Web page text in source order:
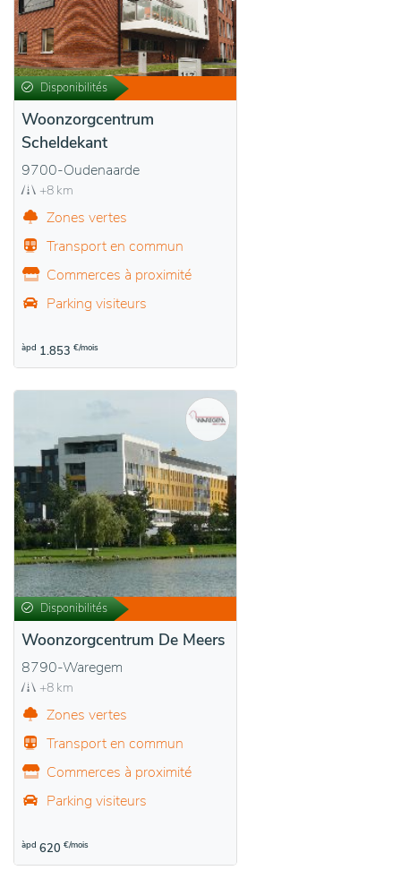
Disponibilités
Woonzorgcentrum
Scheldekant
9700-Oudenaarde
+8 km
Zones vertes
Transport en commun
Commerces à proximité
Parking visiteurs
àpd 1.853 €/mois
Disponibilités
Woonzorgcentrum De Meers
8790-Waregem
+8 km
Zones vertes
Transport en commun
Commerces à proximité
Parking visiteurs
àpd 620 €/mois